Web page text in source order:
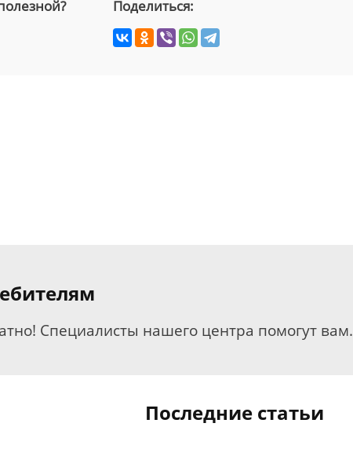
Поделиться:
Специалисты нашего центра помогут вам.
Последние статьи